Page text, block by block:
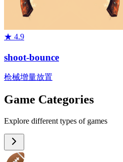
★ 4.9
shoot-bounce
枪械增量放置
Game Categories
Explore different types of games